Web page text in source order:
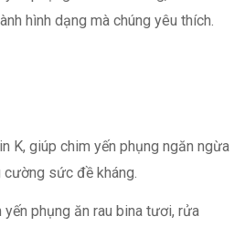
hình dạng mà chúng yêu thích.
K, giúp chim yến phụng ngăn ngừa
cường sức đề kháng.
yến phụng ăn rau bina tươi, rửa